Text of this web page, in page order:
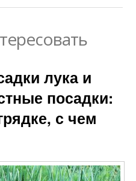
лука и
посадки:
с чем